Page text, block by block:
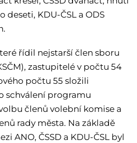
deseti, KDU-ČSL a ODS
řídil nejstarší člen sboru
zastupitelé v počtu 54
počtu 55 složili
schválení programu
členů volební komise a
rady města. Na základě
ANO, ČSSD a KDU-ČSL byl